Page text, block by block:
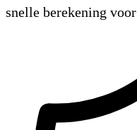
snelle berekening